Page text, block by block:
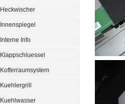
Heckwischer
Innenspiegel
Interne Info
Klappschluessel
Kofferraumsystem
Kuehlergrill
Kuehlwasser